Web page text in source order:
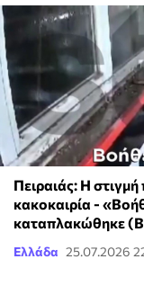
Πειραιάς: Η
κακοκαιρία -
καταπλακώθηκε
Ελλάδα 25.07.2026